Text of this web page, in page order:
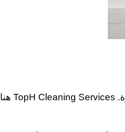
احصل على منزلك / شقتك / فيلتك / مكتبك نظيفًا تمامًا من خلال خدمة تنظيف المنزل المتميزة. TopH Cleaning Services هنا